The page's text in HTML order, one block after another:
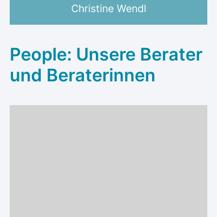
Christine Wendl
People: Unsere Berater
und Beraterinnen